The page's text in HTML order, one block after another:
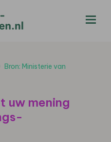
Bron: Ministerie van
uw mening